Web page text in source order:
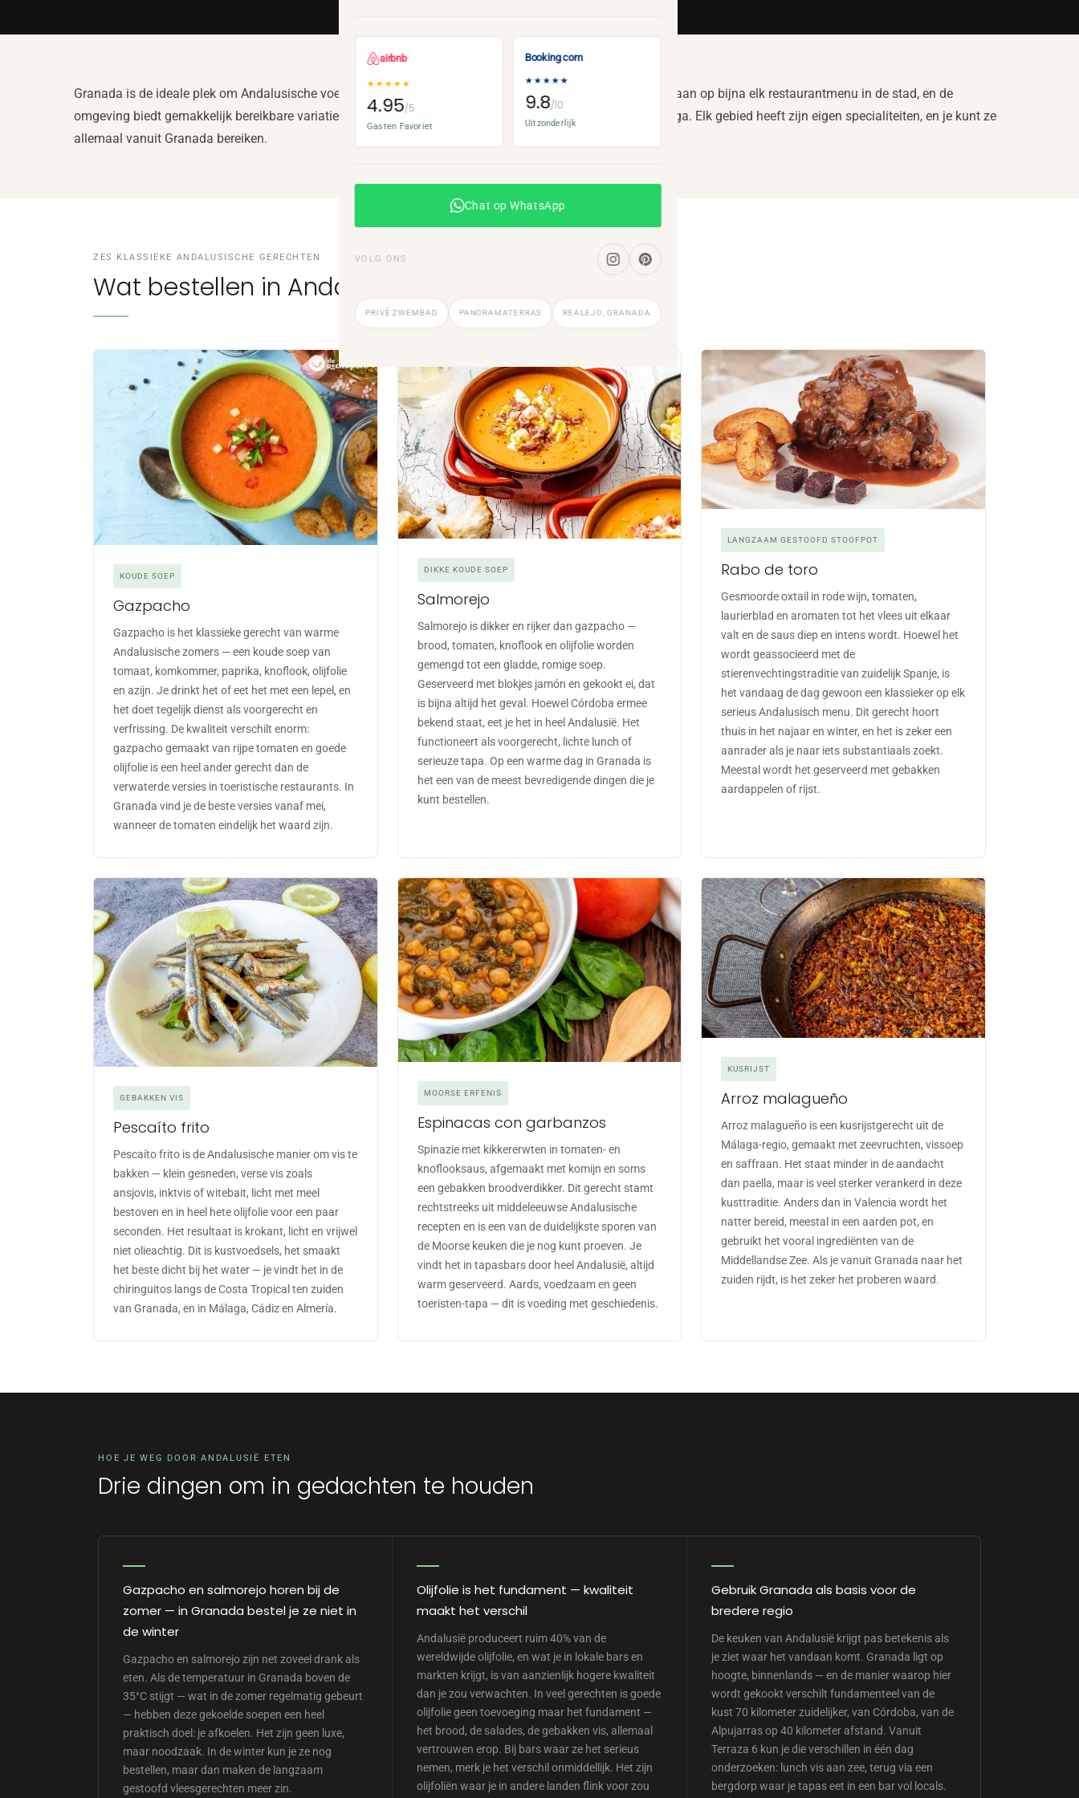
airbnb
★★★★★
4.95/5
Gasten Favoriet
Booking.com
★★★★★
9.8/10
Uitzonderlijk
Chat op WhatsApp
VOLG ONS
PRIVÉ ZWEMBAD PANORAMATERRAS REALEJO, GRANADA
Granada is de ideale plek om Andalusische voeding te leren kennen. De klassieke gerechten van de regio staan op bijna elk restaurantmenu in de stad, en de
omgeving biedt gemakkelijk bereikbare variatie: de Alpujarras, de kust beneden Motril, de dorpen van de Vega. Elk gebied heeft zijn eigen specialiteiten, en je kunt ze
allemaal vanuit Granada bereiken.
ZES KLASSIEKE ANDALUSISCHE GERECHTEN
Wat bestellen in Andalusië
KOUDE SOEP
Gazpacho
Gazpacho is het klassieke gerecht van warme
Andalusische zomers — een koude soep van
tomaat, komkommer, paprika, knoflook, olijfolie
en azijn. Je drinkt het of eet het met een lepel, en
het doet tegelijk dienst als voorgerecht en
verfrissing. De kwaliteit verschilt enorm:
gazpacho gemaakt van rijpe tomaten en goede
olijfolie is een heel ander gerecht dan de
verwaterde versies in toeristische restaurants. In
Granada vind je de beste versies vanaf mei,
wanneer de tomaten eindelijk het waard zijn.
DIKKE KOUDE SOEP
Salmorejo
Salmorejo is dikker en rijker dan gazpacho —
brood, tomaten, knoflook en olijfolie worden
gemengd tot een gladde, romige soep.
Geserveerd met blokjes jamón en gekookt ei, dat
is bijna altijd het geval. Hoewel Córdoba ermee
bekend staat, eet je het in heel Andalusië. Het
functioneert als voorgerecht, lichte lunch of
serieuze tapa. Op een warme dag in Granada is
het een van de meest bevredigende dingen die je
kunt bestellen.
LANGZAAM GESTOOFD STOOFPOT
Rabo de toro
Gesmoorde oxtail in rode wijn, tomaten,
laurierblad en aromaten tot het vlees uit elkaar
valt en de saus diep en intens wordt. Hoewel het
wordt geassocieerd met de
stierenvechtingstraditie van zuidelijk Spanje, is
het vandaag de dag gewoon een klassieker op elk
serieus Andalusisch menu. Dit gerecht hoort
thuis in het najaar en winter, en het is zeker een
aanrader als je naar iets substantiaals zoekt.
Meestal wordt het geserveerd met gebakken
aardappelen of rijst.
GEBAKKEN VIS
Pescaíto frito
Pescaíto frito is de Andalusische manier om vis te
bakken — klein gesneden, verse vis zoals
ansjovis, inktvis of witebait, licht met meel
bestoven en in heel hete olijfolie voor een paar
seconden. Het resultaat is krokant, licht en vrijwel
niet olieachtig. Dit is kustvoedsels, het smaakt
het beste dicht bij het water — je vindt het in de
chiringuitos langs de Costa Tropical ten zuiden
van Granada, en in Málaga, Cádiz en Almería.
MOORSE ERFENIS
Espinacas con garbanzos
Spinazie met kikkererwten in tomaten- en
knoflooksaus, afgemaakt met komijn en soms
een gebakken broodverdikker. Dit gerecht stamt
rechtstreeks uit middeleeuwse Andalusische
recepten en is een van de duidelijkste sporen van
de Moorse keuken die je nog kunt proeven. Je
vindt het in tapasbars door heel Andalusië, altijd
warm geserveerd. Aards, voedzaam en geen
toeristen-tapa — dit is voeding met geschiedenis.
KUSRIJST
Arroz malagueño
Arroz malagueño is een kusrijstgerecht uit de
Málaga-regio, gemaakt met zeevruchten, vissoep
en saffraan. Het staat minder in de aandacht
dan paella, maar is veel sterker verankerd in deze
kusttraditie. Anders dan in Valencia wordt het
natter bereid, meestal in een aarden pot, en
gebruikt het vooral ingrediënten van de
Middellandse Zee. Als je vanuit Granada naar het
zuiden rijdt, is het zeker het proberen waard.
HOE JE WEG DOOR ANDALUSIË ETEN
Drie dingen om in gedachten te houden
Gazpacho en salmorejo horen bij de
zomer — in Granada bestel je ze niet in
de winter
Gazpacho en salmorejo zijn net zoveel drank als
eten. Als de temperatuur in Granada boven de
35°C stijgt — wat in de zomer regelmatig gebeurt
— hebben deze gekoelde soepen een heel
praktisch doel: je afkoelen. Het zijn geen luxe,
maar noodzaak. In de winter kun je ze nog
bestellen, maar dan maken de langzaam
gestoofd vleesgerechten meer zin.
Olijfolie is het fundament — kwaliteit
maakt het verschil
Andalusië produceert ruim 40% van de
wereldwijde olijfolie, en wat je in lokale bars en
markten krijgt, is van aanzienlijk hogere kwaliteit
dan je zou verwachten. In veel gerechten is goede
olijfolie geen toevoeging maar het fundament —
het brood, de salades, de gebakken vis, allemaal
vertrouwen erop. Bij bars waar ze het serieus
nemen, merk je het verschil onmiddellijk. Het zijn
olijfoliën waar je in andere landen flink voor zou
Gebruik Granada als basis voor de
bredere regio
De keuken van Andalusië krijgt pas betekenis als
je ziet waar het vandaan komt. Granada ligt op
hoogte, binnenlands — en de manier waarop hier
wordt gekookt verschilt fundamenteel van de
kust 70 kilometer zuidelijker, van Córdoba, van de
Alpujarras op 40 kilometer afstand. Vanuit
Terraza 6 kun je die verschillen in één dag
onderzoeken: lunch vis aan zee, terug via een
bergdorp waar je tapas eet in een bar vol locals.